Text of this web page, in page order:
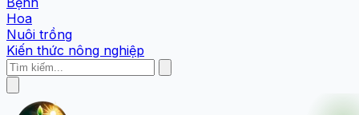
Hoa
Nuôi trồng
Kiến thức nông nghiệp